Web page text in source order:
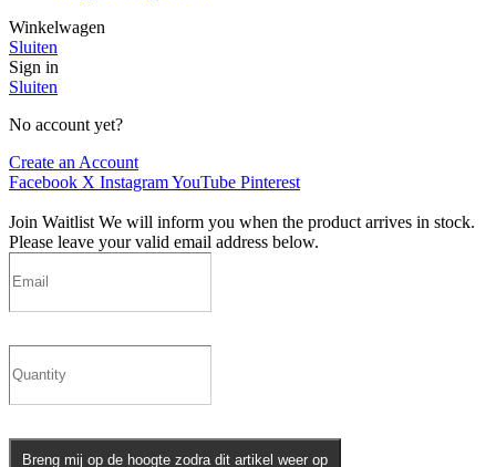
Winkelwagen
Sluiten
Sign in
Sluiten
No account yet?
Create an Account
Facebook X InstagramYouTube Pinterest
Join Waitlist We will inform you when the product arrives in stock.
Please leave your valid email address below.
Breng mij op de hoogte zodra dit artikel weer op